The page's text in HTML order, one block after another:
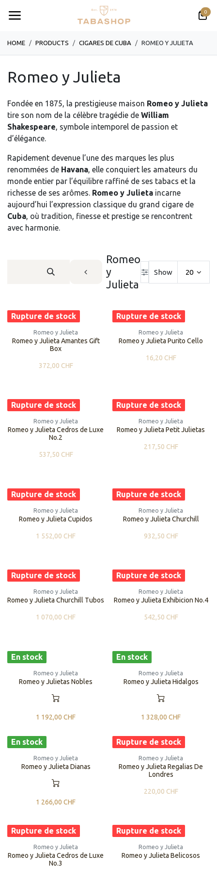
0
HOME PRODUCTS CIGARES DE CUBA ROMEO Y JULIETA
Romeo y Julieta
Fondée en 1875, la prestigieuse maison Romeo y Julieta
tire son nom de la célèbre tragédie de William
Shakespeare, symbole intemporel de passion et
d’élégance.
Rapidement devenue l’une des marques les plus
renommées de Havana, elle conquiert les amateurs du
monde entier par l’équilibre raffiné de ses tabacs et la
richesse de ses arômes. Romeo y Julieta incarne
aujourd’hui l’expression classique du grand cigare de
Cuba, où tradition, finesse et prestige se rencontrent
avec harmonie.
Romeo
y
Julieta
Show 20
Rupture de stock
Romeo y Julieta
Romeo y Julieta Amantes Gift
Box
372,00 CHF
Rupture de stock
Romeo y Julieta
Romeo y Julieta Purito Cello
16,20 CHF
Rupture de stock
Romeo y Julieta
Romeo y Julieta Cedros de Luxe
No.2
537,50 CHF
Rupture de stock
Romeo y Julieta
Romeo y Julieta Petit Julietas
217,50 CHF
Rupture de stock
Romeo y Julieta
Romeo y Julieta Cupidos
1 552,00 CHF
Rupture de stock
Romeo y Julieta
Romeo y Julieta Churchill
932,50 CHF
Rupture de stock
Romeo y Julieta
Romeo y Julieta Churchill Tubos
1 070,00 CHF
Rupture de stock
Romeo y Julieta
Romeo y Julieta Exhibicion No.4
542,50 CHF
En stock
Romeo y Julieta
Romeo y Julietas Nobles
1 192,00 CHF
En stock
Romeo y Julieta
Romeo y Julieta Hidalgos
1 328,00 CHF
En stock
Romeo y Julieta
Romeo y Julieta Dianas
1 266,00 CHF
Rupture de stock
Romeo y Julieta
Romeo y Julieta Regalias De
Londres
220,00 CHF
Rupture de stock
Romeo y Julieta
Romeo y Julieta Cedros de Luxe
No.3
Rupture de stock
Romeo y Julieta
Romeo y Julieta Belicosos